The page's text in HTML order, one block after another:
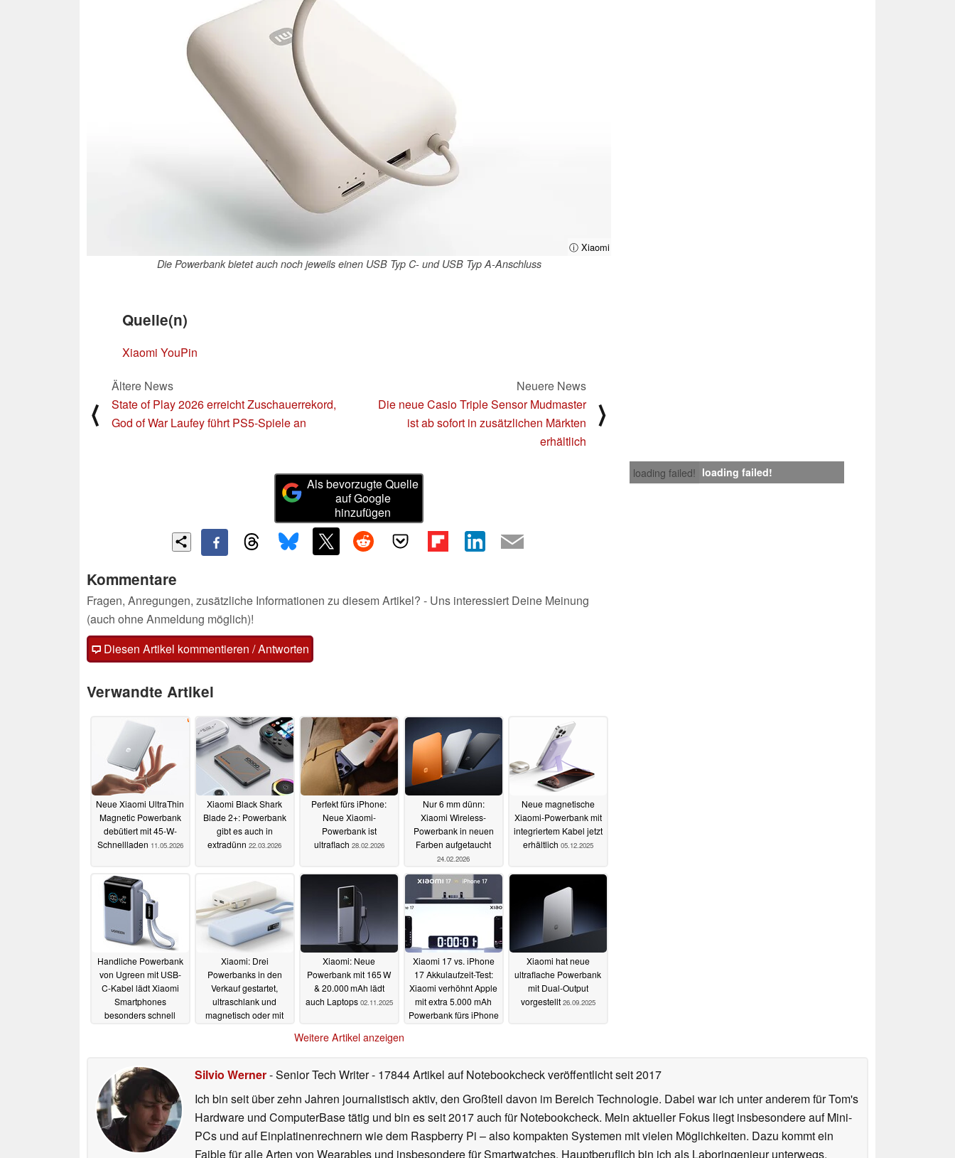
ⓘ Xiaomi
Die Powerbank bietet auch noch jeweils einen USB Typ C- und USB Typ A-Anschluss
Quelle(n)
Xiaomi YouPin
⟨
Ältere News
State of Play 2026 erreicht Zuschauerrekord,
God of War Laufey führt PS5-Spiele an
Neuere News
Die neue Casio Triple Sensor Mudmaster
ist ab sofort in zusätzlichen Märkten
erhältlich
⟩
loading failed! loading failed!
Als bevorzugte Quelle
auf Google
hinzufügen
Kommentare
Fragen, Anregungen, zusätzliche Informationen zu diesem Artikel? - Uns interessiert Deine Meinung
(auch ohne Anmeldung möglich)!
Diesen Artikel kommentieren / Antworten
Verwandte Artikel
Neue Xiaomi UltraThin
Magnetic Powerbank
debütiert mit 45-W-
Schnellladen 11.05.2026
Xiaomi Black Shark
Blade 2+: Powerbank
gibt es auch in
extradünn 22.03.2026
Perfekt fürs iPhone:
Neue Xiaomi-
Powerbank ist
ultraflach 28.02.2026
Nur 6 mm dünn:
Xiaomi Wireless-
Powerbank in neuen
Farben aufgetaucht
24.02.2026
Neue magnetische
Xiaomi-Powerbank mit
integriertem Kabel jetzt
erhältlich 05.12.2025
Handliche Powerbank
von Ugreen mit USB-
C-Kabel lädt Xiaomi
Smartphones
besonders schnell
Xiaomi: Drei
Powerbanks in den
Verkauf gestartet,
ultraschlank und
magnetisch oder mit
Xiaomi: Neue
Powerbank mit 165 W
& 20.000 mAh lädt
auch Laptops 02.11.2025
Xiaomi 17 vs. iPhone
17 Akkulaufzeit-Test:
Xiaomi verhöhnt Apple
mit extra 5.000 mAh
Powerbank fürs iPhone
Xiaomi hat neue
ultraflache Powerbank
mit Dual-Output
vorgestellt 26.09.2025
Weitere Artikel anzeigen
Silvio Werner- Senior Tech Writer- 17844 Artikel auf Notebookcheck veröffentlichtseit 2017
Ich bin seit über zehn Jahren journalistisch aktiv, den Großteil davon im Bereich Technologie. Dabei war ich unter anderem für Tom's
Hardware und ComputerBase tätig und bin es seit 2017 auch für Notebookcheck. Mein aktueller Fokus liegt insbesondere auf Mini-
PCs und auf Einplatinenrechnern wie dem Raspberry Pi – also kompakten Systemen mit vielen Möglichkeiten. Dazu kommt ein
Faible für alle Arten von Wearables und insbesondere für Smartwatches. Hauptberuflich bin ich als Laboringenieur unterwegs,